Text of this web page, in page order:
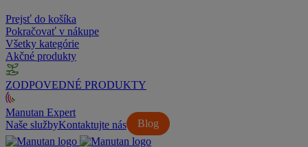
Prejsť do košíka
Pokračovať v nákupe
Všetky kategórie
Akčné produkty
ZODPOVEDNÉ PRODUKTY
Manutan Expert
Naše služby
Blog
Kontaktujte nás